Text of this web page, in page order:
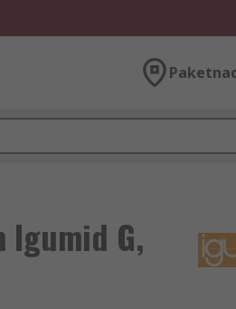
Igumid G,